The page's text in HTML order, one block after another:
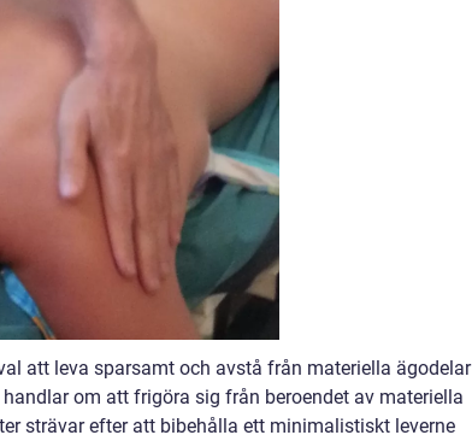
att leva sparsamt och avstå från materiella ägodelar
om att frigöra sig från beroendet av materiella
strävar efter att bibehålla ett minimalistiskt leverne